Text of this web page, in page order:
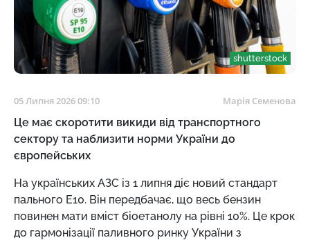
shutterstock
05 Липня 2026 09:10 Марія Семенова
Це має скоротити викиди від транспортного
сектору та наблизити норми України до
європейських
На українських АЗС із 1 липня діє новий стандарт
пального Е10. Він передбачає, що весь бензин
повинен мати вміст біоетанолу на рівні 10%. Це крок
до гармонізації паливного ринку України з